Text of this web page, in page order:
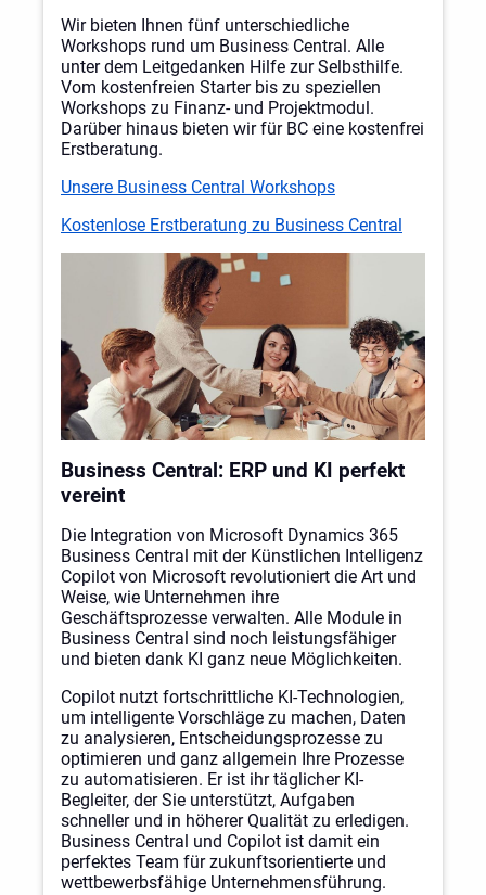
Wir bieten Ihnen fünf unterschiedliche
Workshops rund um Business Central. Alle
unter dem Leitgedanken Hilfe zur Selbsthilfe.
Vom kostenfreien Starter bis zu speziellen
Workshops zu Finanz- und Projektmodul.
Darüber hinaus bieten wir für BC eine kostenfrei
Erstberatung.
Unsere Business Central Workshops
Kostenlose Erstberatung zu Business Central
Business Central: ERP und KI perfekt
vereint
Die Integration von Microsoft Dynamics 365
Business Central mit der Künstlichen Intelligenz
Copilot von Microsoft revolutioniert die Art und
Weise, wie Unternehmen ihre
Geschäftsprozesse verwalten. Alle Module in
Business Central sind noch leistungsfähiger
und bieten dank KI ganz neue Möglichkeiten.
Copilot nutzt fortschrittliche KI-Technologien,
um intelligente Vorschläge zu machen, Daten
zu analysieren, Entscheidungsprozesse zu
optimieren und ganz allgemein Ihre Prozesse
zu automatisieren. Er ist ihr täglicher KI-
Begleiter, der Sie unterstützt, Aufgaben
schneller und in höherer Qualität zu erledigen.
Business Central und Copilot ist damit ein
perfektes Team für zukunftsorientierte und
wettbewerbsfähige Unternehmensführung.